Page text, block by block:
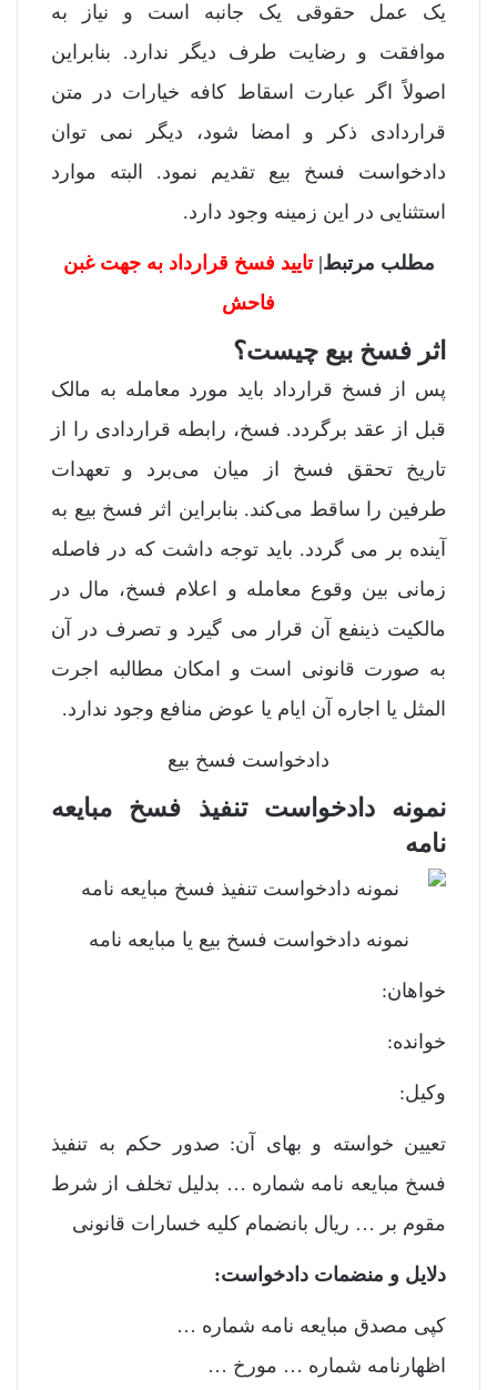
یک عمل حقوقی یک جانبه است و نیاز به
موافقت و رضایت طرف دیگر ندارد. بنابراین
اصولاً اگر عبارت اسقاط کافه خیارات در متن
قراردادی ذکر و امضا شود، دیگر نمی توان
دادخواست فسخ بیع تقدیم نمود. البته موارد
استثنایی در این زمینه وجود دارد.
مطلب مرتبط|تایید فسخ قرارداد به جهت غبن
فاحش
اثر فسخ بیع چیست؟
پس از فسخ قرارداد باید مورد معامله به مالک
قبل از عقد برگردد. فسخ، رابطه قراردادی را از
تاریخ تحقق فسخ از میان می‌برد و تعهدات
طرفین را ساقط می‌کند. بنابراین اثر فسخ بیع به
آینده بر می گردد. باید توجه داشت که در فاصله
زمانی بین وقوع معامله و اعلام فسخ، مال در
مالکیت ذینفع آن قرار می گیرد و تصرف در آن
به صورت قانونی است و امکان مطالبه اجرت
المثل یا اجاره آن ایام یا عوض منافع وجود ندارد.
دادخواست فسخ بیع
نمونه دادخواست تنفیذ فسخ مبایعه
نامه
نمونه دادخواست فسخ بیع یا مبایعه نامه
خواهان:
خوانده:
وکیل:
تعیین خواسته و بهای آن: صدور حکم به تنفیذ
فسخ مبایعه نامه شماره … بدلیل تخلف از شرط
مقوم بر … ریال بانضمام کلیه خسارات قانونی
دلایل و منضمات دادخواست:
کپی مصدق مبایعه نامه شماره …
اظهارنامه شماره … مورخ …